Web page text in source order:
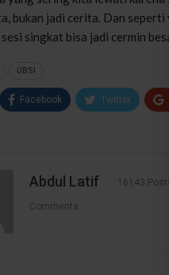
bukan jadi cerita. Dan
singkat bisa jadi cermin
UBSI
Facebook Twitter
Abdul Latif 16143
Comments